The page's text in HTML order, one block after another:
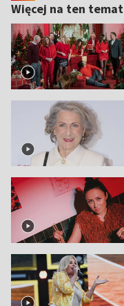
Więcej na ten temat